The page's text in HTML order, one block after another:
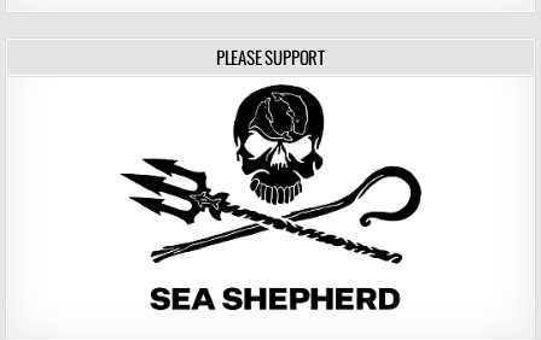
PLEASE SUPPORT